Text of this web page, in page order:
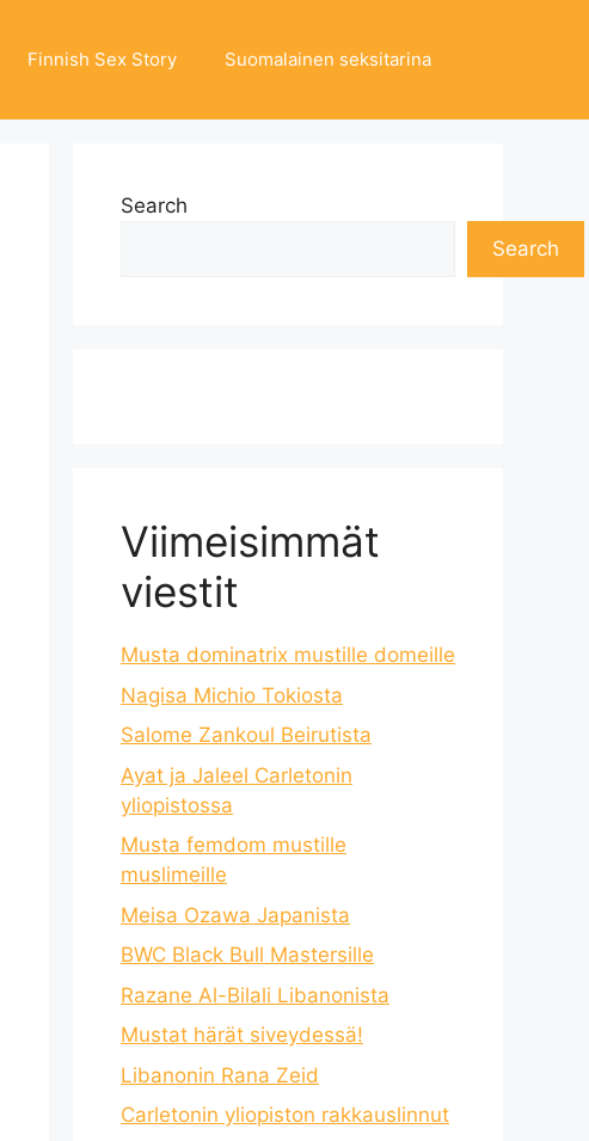
Finnish Sex Story Suomalainen seksitarina
Search
Search
Viimeisimmät
viestit
Musta dominatrix mustille domeille
Nagisa Michio Tokiosta
Salome Zankoul Beirutista
Ayat ja Jaleel Carletonin
yliopistossa
Musta femdom mustille
muslimeille
Meisa Ozawa Japanista
BWC Black Bull Mastersille
Razane Al-Bilali Libanonista
Mustat härät siveydessä!
Libanonin Rana Zeid
Carletonin yliopiston rakkauslinnut